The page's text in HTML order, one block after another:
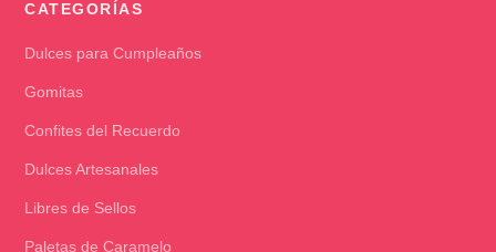
CATEGORÍAS
Dulces para Cumpleaños
Gomitas
Confites del Recuerdo
Dulces Artesanales
Libres de Sellos
Paletas de Caramelo